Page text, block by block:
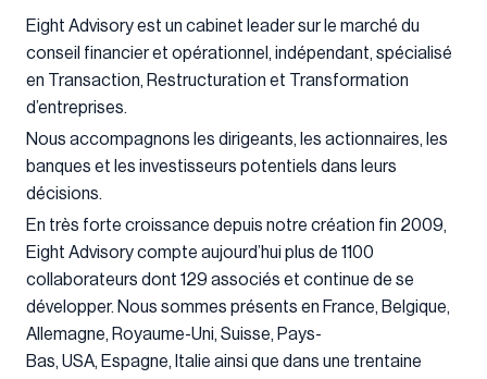
Eight Advisory est un cabinet leader sur le marché du
conseil financier et opérationnel, indépendant, spécialisé
en Transaction, Restructuration et Transformation
d’entreprises.
Nous accompagnons les dirigeants, les actionnaires, les
banques et les investisseurs potentiels dans leurs
décisions.
En très forte croissance depuis notre création fin 2009,
Eight Advisory compte aujourd’hui plus de 1100
collaborateurs dont 129 associés et continue de se
développer. Nous sommes présents en France, Belgique,
Allemagne, Royaume-Uni, Suisse, Pays-
Bas, USA, Espagne, Italie ainsi que dans une trentaine